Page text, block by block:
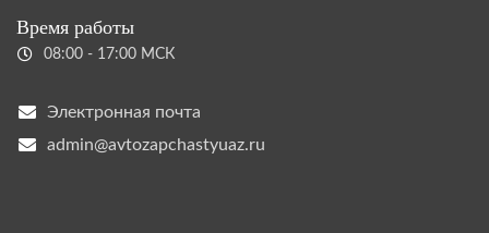
Время работы
08:00 - 17:00 МСК
Электронная почта
admin@avtozapchastyuaz.ru